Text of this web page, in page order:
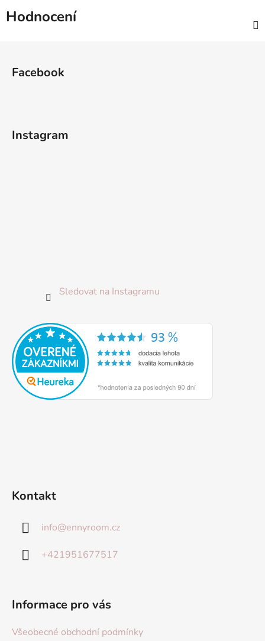
Hodnocení
Facebook
Instagram
Sledovat na Instagramu
Kontakt
info@ennyroom.cz
+421951677517
Informace pro vás
Všeobecné obchodní podmínky